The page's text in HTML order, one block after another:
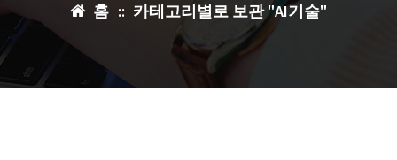
홈 :: 카테고리별로 보관 "AI기술"